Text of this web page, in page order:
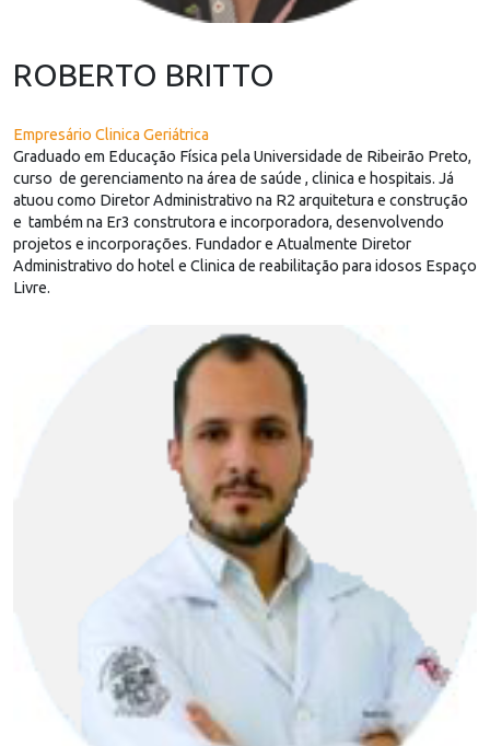
ROBERTO BRITTO
Empresário Clinica Geriátrica
Graduado em Educação Física pela Universidade de Ribeirão Preto,
curso de gerenciamento na área de saúde , clinica e hospitais. Já
atuou como Diretor Administrativo na R2 arquitetura e construção
e também na Er3 construtora e incorporadora, desenvolvendo
projetos e incorporações. Fundador e Atualmente Diretor
Administrativo do hotel e Clinica de reabilitação para idosos Espaço
Livre.